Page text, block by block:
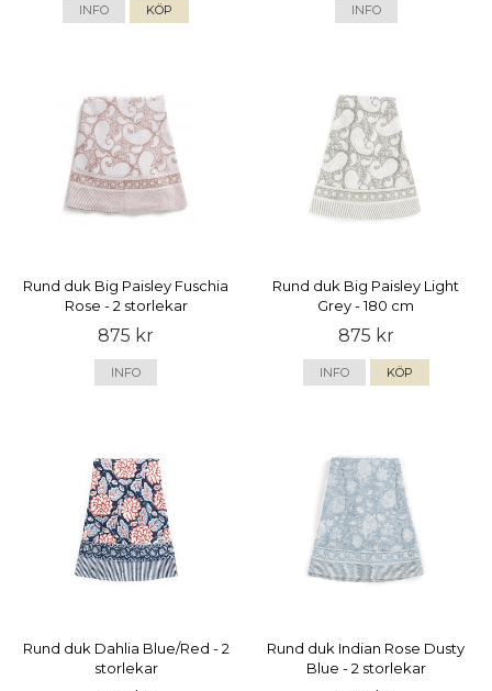
INFO KÖP INFO
Rund duk Big Paisley Fuschia
Rose - 2 storlekar
875 kr
INFO
Rund duk Big Paisley Light
Grey - 180 cm
875 kr
INFO KÖP
Rund duk Dahlia Blue/Red - 2
storlekar
Rund duk Indian Rose Dusty
Blue - 2 storlekar